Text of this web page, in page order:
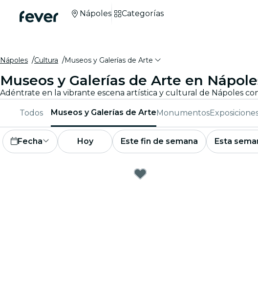
Nápoles Categorías
Nápoles Cultura Museos y Galerías de Arte
Museos y Galerías de Arte en
Todos Museos y Galerías de ArteMonumentos
Fecha Hoy Este fin de semana Esta